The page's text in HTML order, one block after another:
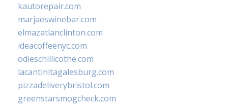
kautorepair.com
marjaeswinebar.com
elmazatlanclinton.com
ideacoffeenyc.com
odieschillicothe.com
lacantinitagalesburg.com
pizzadeliverybristol.com
greenstarsmogcheck.com